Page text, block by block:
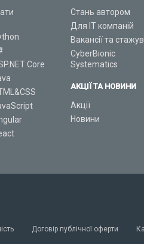
Core
Стань автором
Для ІТ компаній
Вакансії та
CyberBionic
Systematics
АКЦІЇ ТА НОВИНИ
Акції
Новини
Договір публічної оферти